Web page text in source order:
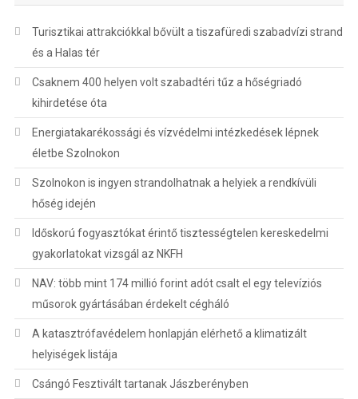
Turisztikai attrakciókkal bővült a tiszafüredi szabadvízi strand
és a Halas tér
Csaknem 400 helyen volt szabadtéri tűz a hőségriadó
kihirdetése óta
Energiatakarékossági és vízvédelmi intézkedések lépnek
életbe Szolnokon
Szolnokon is ingyen strandolhatnak a helyiek a rendkívüli
hőség idején
Időskorú fogyasztókat érintő tisztességtelen kereskedelmi
gyakorlatokat vizsgál az NKFH
NAV: több mint 174 millió forint adót csalt el egy televíziós
műsorok gyártásában érdekelt cégháló
A katasztrófavédelem honlapján elérhető a klimatizált
helyiségek listája
Csángó Fesztivált tartanak Jászberényben